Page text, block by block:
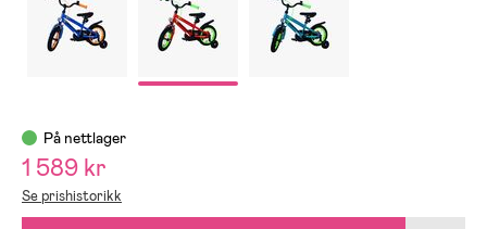
På nettlager
1 589 kr
Se prishistorikk